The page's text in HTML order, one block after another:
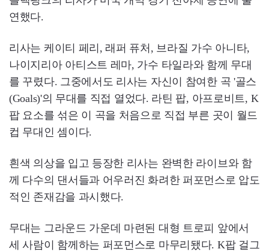
연했다.
리사는 케이티 페리, 래퍼 퓨처, 브라질 가수 아니타,
나이지리아 아티스트 레마, 가수 타일라와 함께 무대
를 꾸렸다. 그중에서도 리사는 자신이 참여한 곡 '골스
(Goals)'의 무대를 직접 열었다. 라틴 팝, 아프로비트, K
팝 요소를 섞은 이 곡을 처음으로 직접 부른 곳이 월드
컵 무대인 셈이다.
흰색 의상을 입고 등장한 리사는 완벽한 라이브와 함
께 다수의 댄서들과 어우러진 화려한 퍼포먼스로 압도
적인 존재감을 과시했다.
무대는 그라운드 가운데 마련된 대형 트로피 앞에서
세 사람이 함께하는 퍼포먼스로 마무리됐다. K팝 걸그